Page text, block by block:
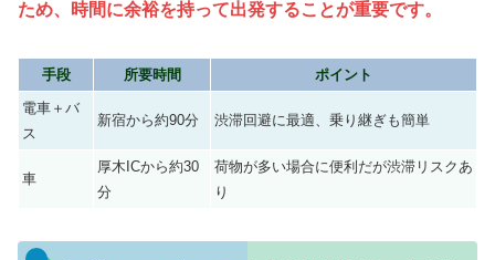
ため、時間に余裕を持って出発することが重要です。
手段 所要時間
ポイント
電車＋バ
ス
新宿から約90分 渋滞回避に最適、乗り継ぎも簡単
車
厚木ICから約30
分
荷物が多い場合に便利だが渋滞リスクあ
り